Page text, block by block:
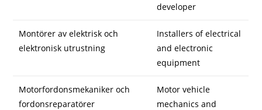
developer
Montörer av elektrisk och
elektronisk utrustning
Installers of electrical
and electronic
equipment
Motorfordonsmekaniker och
fordonsreparatörer
Motor vehicle
mechanics and